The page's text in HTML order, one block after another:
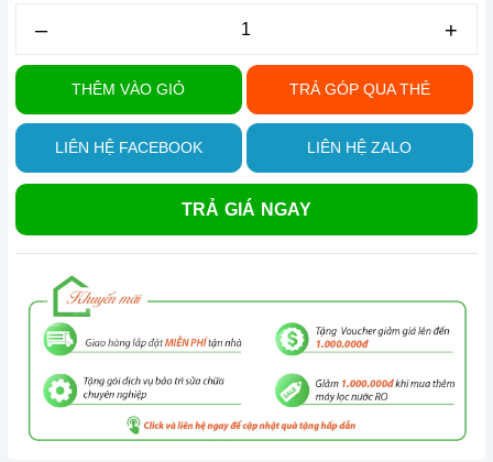
– +
THÊM VÀO GIỎ TRẢ GÓP QUA THẺ
LIÊN HỆ FACEBOOK LIÊN HỆ ZALO
TRẢ GIÁ NGAY